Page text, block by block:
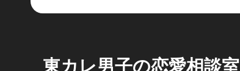
東カレ男子の恋愛相談室